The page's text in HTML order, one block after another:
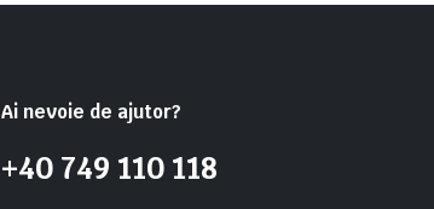
Ai nevoie de ajutor?
+40 749 110 118